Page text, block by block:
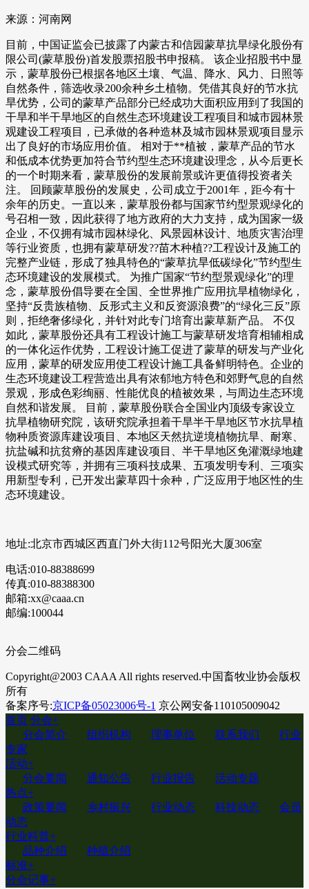
来源：河南网
目前，中国证监会已披露了内蒙古和信园蒙草抗旱绿化股份有
限公司(蒙草股份)首发股票招股书申报稿。 该企业招股书中显
示，蒙草股份已根据各地区土壤、气温、降水、风力、日照等
自然条件，筛选收录200余种乡土植物。凭借其良好的节水抗
旱优势，公司的蒙草产品部分已经成功大面积应用到了我国的
干旱和半干旱地区的自然生态环境建设工程项目和城市园林景
观建设工程项目，已承做的各种造林及城市园林景观项目显示
出了良好的市场应用价值。 相对于**植被，蒙草产品的节水
和低成本优势更加符合节约型生态环境建设理念，从今后更长
的一个时期来看，蒙草股份的发展前景或许更值得投资者关
注。 回顾蒙草股份的发展史，公司成立于2001年，距今有十
余年的历史。一直以来，蒙草股份都与国家节约型景观绿化的
号召相一致，因此获得了地方政府的大力支持，成为国家一级
企业，不仅拥有城市园林绿化、风景园林设计、地质灾害治理
等行业资质，也拥有蒙草研发??苗木种植??工程设计及施工的
完整产业链，形成了独具特色的“蒙草抗旱低碳绿化”节约型生
态环境建设的发展模式。 为推广国家“节约型景观绿化”的理
念，蒙草股份倡导要在全国、全世界推广应用抗旱植物绿化，
坚持“反贵族植物、反形式主义和反资源浪费”的“绿化三反”原
则，拒绝奢侈绿化，并针对此专门培育出蒙草新产品。 不仅
如此，蒙草股份还具有工程设计施工与蒙草研发培育相辅相成
的一体化运作优势，工程设计施工促进了蒙草的研发与产业化
应用，蒙草的研发应用使工程设计施工具备鲜明特色。企业的
生态环境建设工程营造出具有浓郁地方特色和郊野气息的自然
景观，形成色彩绚丽、性能优良的植被效果，与周边生态环境
自然和谐发展。 目前，蒙草股份联合全国业内顶级专家设立
抗旱植物研究院，该研究院承担着干旱半干旱地区节水抗旱植
物种质资源库建设项目、本地区天然抗逆境植物抗旱、耐寒、
抗盐碱和抗贫瘠的基因库建设项目、半干旱地区免灌溉绿地建
设模式研究等，并拥有三项科技成果、五项发明专利、三项实
用新型专利，已开发出蒙草四十余种，广泛应用于地区性的生
态环境建设。
地址:北京市西城区西直门外大街112号阳光大厦306室
电话:010-88388699
传真:010-88388300
邮箱:xx@caaa.cn
邮编:100044
分会二维码
Copyright@2003 CAAA All rights reserved.中国畜牧业协会版权
所有
备案序号:京ICP备05023006号-1 京公网安备110105009042
首页 分会+
分会简介
组织机构 理事单位 联系我们
行业
专家
活动+
分会要闻
通知公告 行业报告
活动专题
热点+
政策要闻
乡村振兴 行业动态 科技动态
会员
动态
行业科普+
品种介绍
种殖介绍
标准+
分会记事+